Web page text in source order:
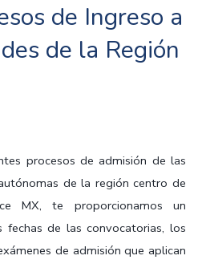
de Ingreso a
de la Región
procesos de admisión de las
de la región centro de
MX, te proporcionamos un
de las convocatorias, los
de admisión que aplican